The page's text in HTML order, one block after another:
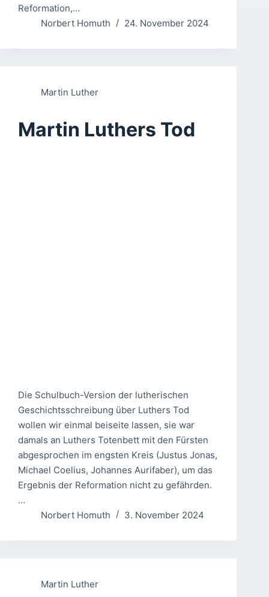
Reformation,…
Norbert Homuth
24. November 2024
Martin Luther
Martin Luthers Tod
Die Schulbuch-Version der lutherischen
Geschichtsschreibung über Luthers Tod
wollen wir einmal beiseite lassen, sie war
damals an Luthers Totenbett mit den Fürsten
abgesprochen im engsten Kreis (Justus Jonas,
Michael Coelius, Johannes Aurifaber), um das
Ergebnis der Reformation nicht zu gefährden.
…
Norbert Homuth
3. November 2024
Martin Luther